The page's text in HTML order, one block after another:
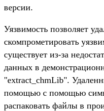
версии.
Уязвимость позволяет
скомпрометировать
существует из-за
данных в
"extract_chmLib".
помощью с помощью
распаковать файлы в